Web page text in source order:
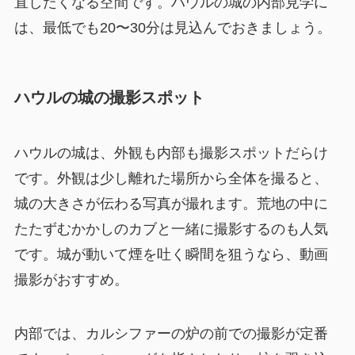
は、最低でも20〜30分は見込んでおきましょう。
ハウルの城の撮影スポット
ハウルの城は、外観も内部も撮影スポットだらけ
です。外観は少し離れた場所から全体を撮ると、
城の大きさが伝わる写真が撮れます。荒地の中に
たたずむかかしのカブと一緒に撮影するのも人気
です。城が動いて煙を吐く瞬間を狙うなら、動画
撮影がおすすめ。
内部では、カルシファーの炉の前での撮影が定番